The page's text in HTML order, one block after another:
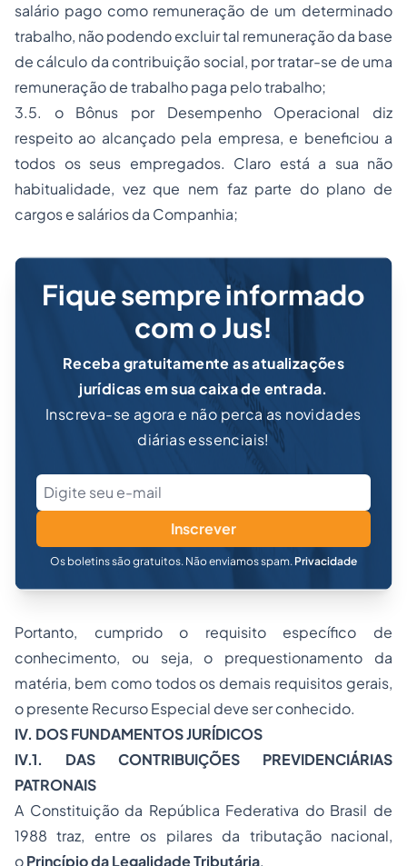
salário pago como remuneração de um determinado
trabalho, não podendo excluir tal remuneração da base
de cálculo da contribuição social, por tratar-se de uma
remuneração de trabalho paga pelo trabalho;
3.5. o Bônus por Desempenho Operacional diz
respeito ao alcançado pela empresa, e beneficiou a
todos os seus empregados. Claro está a sua não
habitualidade, vez que nem faz parte do plano de
cargos e salários da Companhia;
Fique sempre informado
com o Jus!
Receba gratuitamente as atualizações
jurídicas em sua caixa de entrada.
Inscreva-se agora e não perca as novidades
diárias essenciais!
Inscrever
Os boletins são gratuitos. Não enviamos spam. Privacidade
Portanto, cumprido o requisito específico de
conhecimento, ou seja, o prequestionamento da
matéria, bem como todos os demais requisitos gerais,
o presente Recurso Especial deve ser conhecido.
IV. DOS FUNDAMENTOS JURÍDICOS
IV.1. DAS CONTRIBUIÇÕES PREVIDENCIÁRIAS
PATRONAIS
A Constituição da República Federativa do Brasil de
1988 traz, entre os pilares da tributação nacional,
oPrincípio da Legalidade Tributária.